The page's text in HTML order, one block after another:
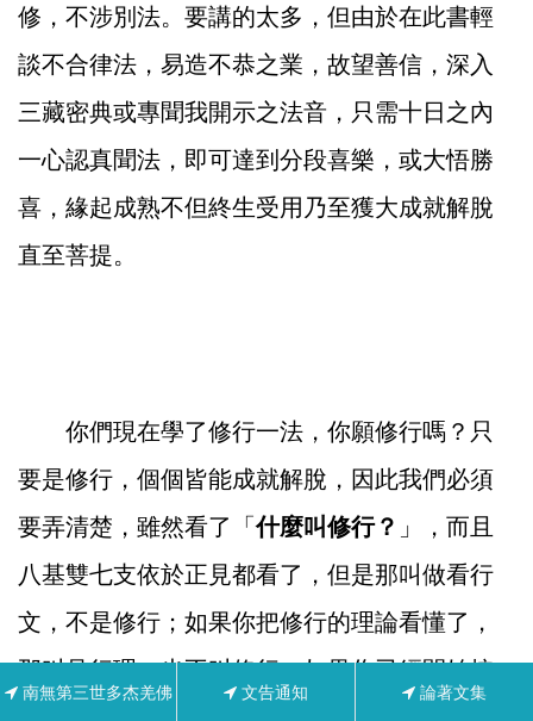
修，不涉別法。要講的太多，但由於在此書輕
談不合律法，易造不恭之業，故望善信，深入
三藏密典或專聞我開示之法音，只需十日之內
一心認真聞法，即可達到分段喜樂，或大悟勝
喜，緣起成熟不但終生受用乃至獲大成就解脫
直至菩提。
你們現在學了修行一法，你願修行嗎？只
要是修行，個個皆能成就解脫，因此我們必須
要弄清楚，雖然看了「什麼叫修行？ 」，而且
八基雙七支依於正見都看了，但是那叫做看行
文，不是修行；如果你把修行的理論看懂了，
那叫見行理，也不叫修行；如果你已經開始按
南無第三世多杰羌佛 文告通知 論著文集